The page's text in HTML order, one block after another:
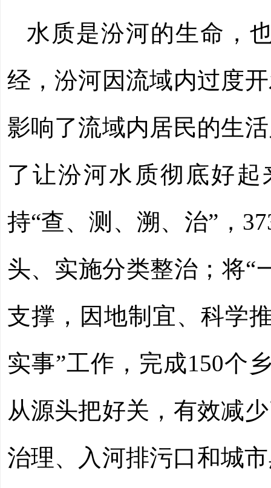
水质是汾河的生命，
经，汾河因流域内过度
影响了流域内居民的生
了让汾河水质彻底好
持“查、测、溯、治”，
头、实施分类整治；将“
支撑，因地制宜、科学
实事”工作，完成150个
从源头把好关，有效减
治理、入河排污口和城